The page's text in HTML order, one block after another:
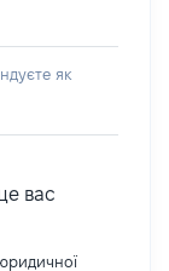
як
вас